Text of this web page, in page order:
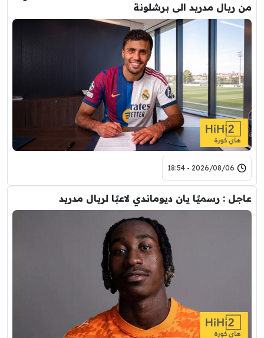
من ريال مدريد الى برشلونة
2026/08/06 - 18:54
عاجل : رسميًا يان ديوماندي لاعبًا لريال مدريد